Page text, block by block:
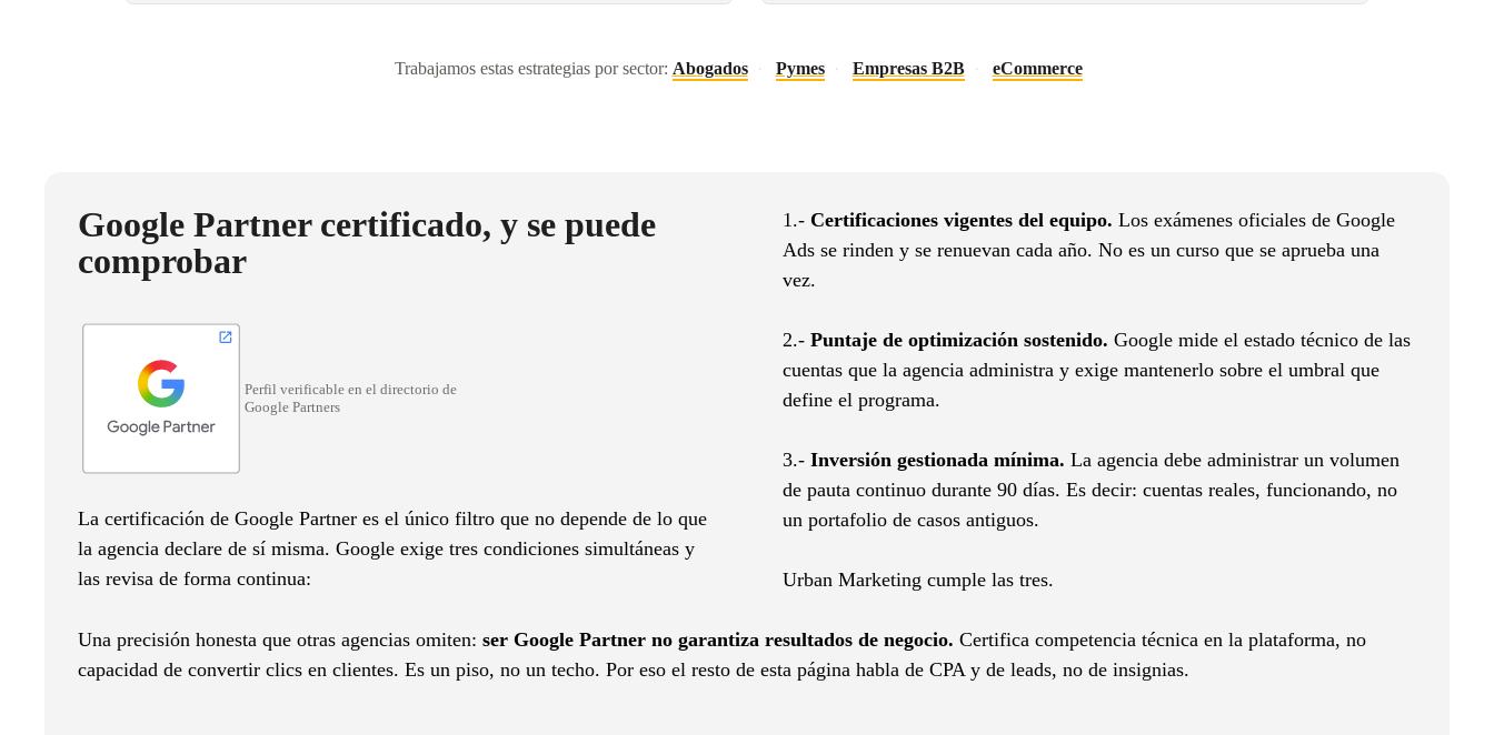
Trabajamos estas estrategias por sector: Abogados · Pymes · Empresas B2B · eCommerce
Google Partner certificado, y se puede
comprobar
Perfil verificable en el directorio de
Google Partners
La certificación de Google Partner es el único filtro que no depende de lo que
la agencia declare de sí misma. Google exige tres condiciones simultáneas y
las revisa de forma continua:
1.- Certificaciones vigentes del equipo. Los exámenes oficiales de Google
Ads se rinden y se renuevan cada año. No es un curso que se aprueba una
vez.
2.- Puntaje de optimización sostenido. Google mide el estado técnico de las
cuentas que la agencia administra y exige mantenerlo sobre el umbral que
define el programa.
3.- Inversión gestionada mínima. La agencia debe administrar un volumen
de pauta continuo durante 90 días. Es decir: cuentas reales, funcionando, no
un portafolio de casos antiguos.
Urban Marketing cumple las tres.
Una precisión honesta que otras agencias omiten: ser Google Partner no garantiza resultados de negocio. Certifica competencia técnica en la plataforma, no
capacidad de convertir clics en clientes. Es un piso, no un techo. Por eso el resto de esta página habla de CPA y de leads, no de insignias.